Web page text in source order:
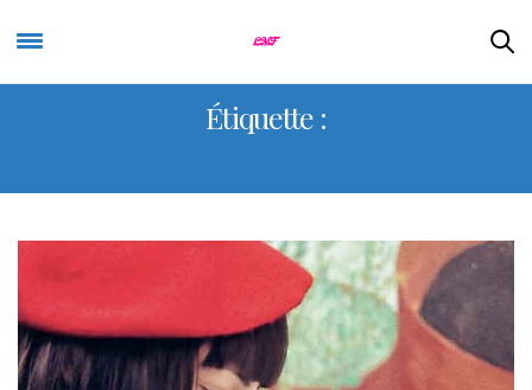
Étiquette :